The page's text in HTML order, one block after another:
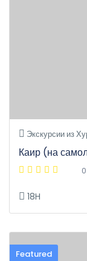
Экскурсии из
Каир (на
18H
Featured